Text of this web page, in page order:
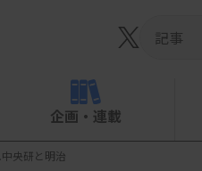
企画・連載
央研と明治